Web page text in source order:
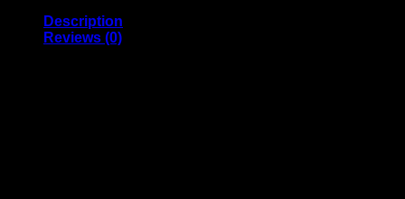
Description
Reviews (0)